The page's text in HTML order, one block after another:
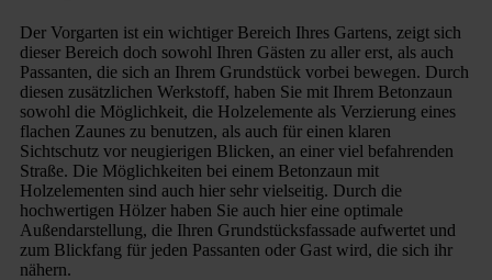
Der Vorgarten ist ein wichtiger Bereich Ihres Gartens, zeigt sich
dieser Bereich doch sowohl Ihren Gästen zu aller erst, als auch
Passanten, die sich an Ihrem Grundstück vorbei bewegen. Durch
diesen zusätzlichen Werkstoff, haben Sie mit Ihrem Betonzaun
sowohl die Möglichkeit, die Holzelemente als Verzierung eines
flachen Zaunes zu benutzen, als auch für einen klaren
Sichtschutz vor neugierigen Blicken, an einer viel befahrenden
Straße. Die Möglichkeiten bei einem Betonzaun mit
Holzelementen sind auch hier sehr vielseitig. Durch die
hochwertigen Hölzer haben Sie auch hier eine optimale
Außendarstellung, die Ihren Grundstücksfassade aufwertet und
zum Blickfang für jeden Passanten oder Gast wird, die sich ihr
nähern.